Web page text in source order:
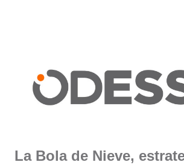
La Bola de Nieve,